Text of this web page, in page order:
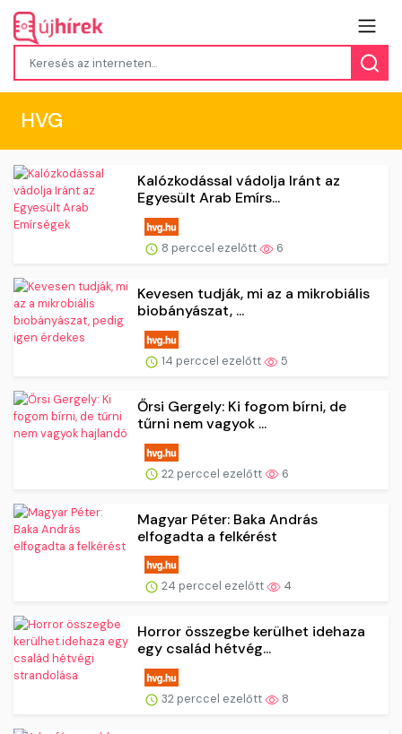
HVG
Kalózkodással vádolja Iránt az
Egyesült Arab Emírs...
8 perccel ezelőtt 6
Kevesen tudják, mi az a mikrobiális
biobányászat, ...
14 perccel ezelőtt 5
Őrsi Gergely: Ki fogom bírni, de
tűrni nem vagyok ...
22 perccel ezelőtt 6
Magyar Péter: Baka András
elfogadta a felkérést
24 perccel ezelőtt 4
Horror összegbe kerülhet idehaza
egy család hétvég...
32 perccel ezelőtt 8